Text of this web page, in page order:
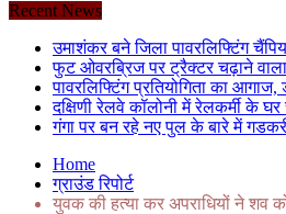
Recent News
उमाशंकर बने जिला पावरलिफ्टिंग
फुट ओवरब्रिज पर ट्रैक्टर चढ़ाने
पावरलिफ्टिंग प्रतियोगिता का
दक्षिणी रेलवे कॉलोनी में रेलकर्मी के
गंगा पर बन रहे नए पुल के बारे में
Home
ग्राउंड रिपोर्ट
युवक की हत्या कर अपराधियों ने शव